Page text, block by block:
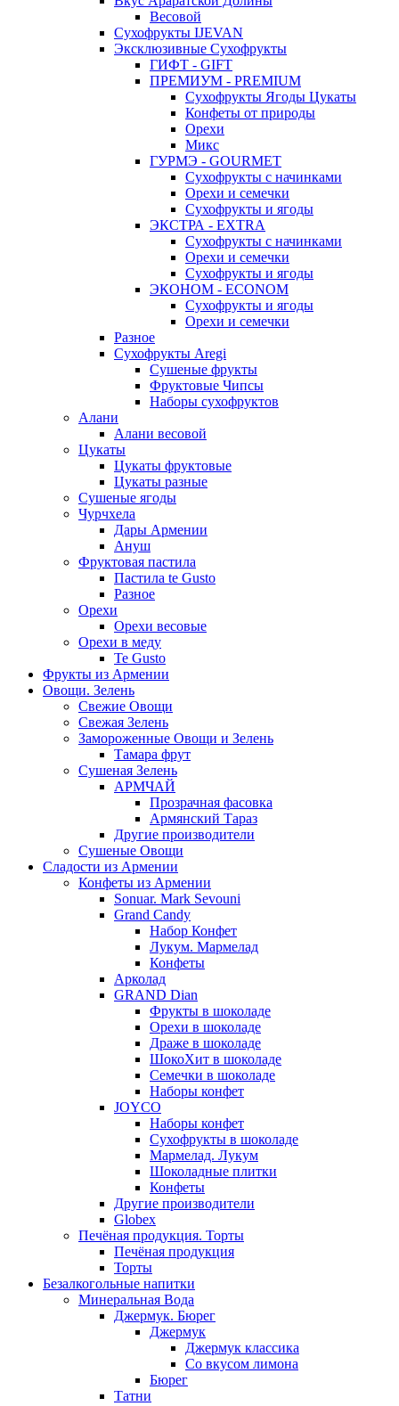
Весовой
Сухофрукты IJEVAN
Эксклюзивные Сухофрукты
ГИФТ - GIFT
ПРЕМИУМ - PREMIUM
Сухофрукты Ягоды Цукаты
Конфеты от природы
Орехи
Микс
ГУРМЭ - GOURMET
Сухофрукты с начинками
Орехи и семечки
Сухофрукты и ягоды
ЭКСТРА - EXTRA
Сухофрукты с начинками
Орехи и семечки
Сухофрукты и ягоды
ЭКОНОМ - ECONOM
Сухофрукты и ягоды
Орехи и семечки
Разное
Сухофрукты Aregi
Сушеные фрукты
Фруктовые Чипсы
Наборы сухофруктов
Алани
Алани весовой
Цукаты
Цукаты фруктовые
Цукаты разные
Сушеные ягоды
Чурчхела
Дары Армении
Ануш
Фруктовая пастила
Пастила te Gusto
Разное
Орехи
Орехи весовые
Орехи в меду
Te Gusto
Фрукты из Армении
Овощи. Зелень
Свежие Овощи
Свежая Зелень
Замороженные Овощи и Зелень
Тамара фрут
Сушеная Зелень
АРМЧАЙ
Прозрачная фасовка
Армянский Тараз
Другие производители
Сушеные Овощи
Сладости из Армении
Конфеты из Армении
Sonuar. Mark Sevouni
Grand Candy
Набор Конфет
Лукум. Мармелад
Конфеты
Арколад
GRAND Dian
Фрукты в шоколаде
Орехи в шоколаде
Драже в шоколаде
ШокоХит в шоколаде
Семечки в шоколаде
Наборы конфет
JOYCO
Наборы конфет
Сухофрукты в шоколаде
Мармелад. Лукум
Шоколадные плитки
Конфеты
Другие производители
Globex
Печёная продукция. Торты
Печёная продукция
Торты
Безалкогольные напитки
Минеральная Вода
Джермук. Бюрег
Джермук
Джермук классика
Со вкусом лимона
Бюрег
Татни